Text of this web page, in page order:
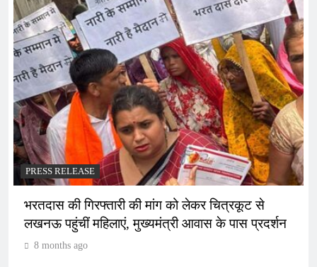
PRESS RELEASE
भरतदास की गिरफ्तारी की मांग को लेकर चित्रकूट से
लखनऊ पहुंचीं महिलाएं, मुख्यमंत्री आवास के पास प्रदर्शन
8 months ago